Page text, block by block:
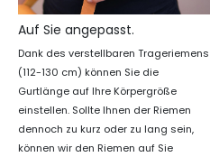
Auf Sie angepasst.
Dank des verstellbaren Trageriemens
(112-130 cm) können Sie die
Gurtlänge auf Ihre Körpergröße
einstellen. Sollte Ihnen der Riemen
dennoch zu kurz oder zu lang sein,
können wir den Riemen auf Sie